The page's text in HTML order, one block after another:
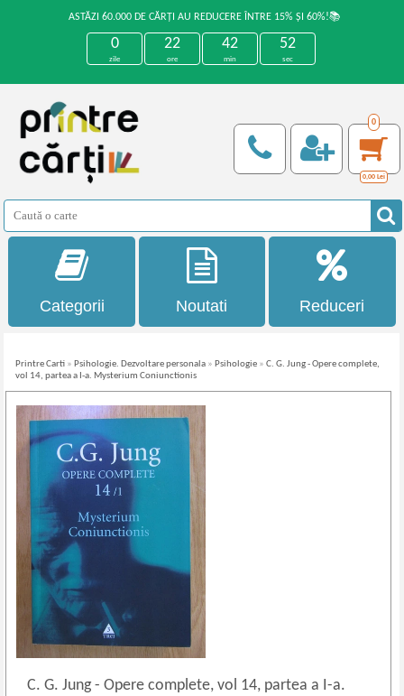
ASTĂZI 60.000 DE CĂRȚI AU REDUCERE ÎNTRE 15% ȘI 60%!📚
0
zile
22
ore
42
min
52
sec
0
0,00 Lei
Categorii Noutati Reduceri
Printre Carti » Psihologie. Dezvoltare personala » Psihologie »C. G. Jung - Opere complete,
vol 14, partea a I-a. Mysterium Coniunctionis
C. G. Jung- Opere complete, vol 14, partea a I-a.